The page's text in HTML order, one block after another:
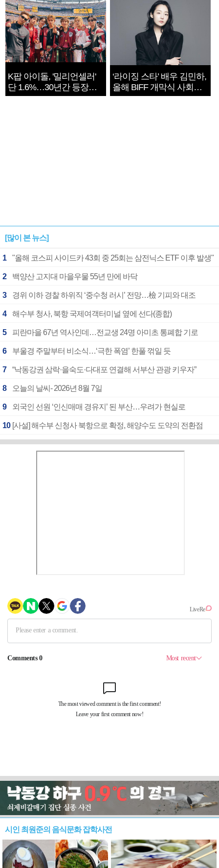
K팝 아이돌, '밀리언셀러'
단 1.6%…30년간 등장
1182개팀 전수조사
‘라이징 스타’ 배우 김민하,
올해 BIFF 개막식 사회자
확정
[많이 본 뉴스]
1 "올해 코스피 사이드카 43회 중 25회는 삼전닉스 ETF 이후 발생"
2 백양산 고지대 마을우물 55년 만에 바닥
3 경위 이하 경찰 하위직 ‘중수청 러시’ 전망…檢 기피와 대조
4 해수부 청사, 북항 국제여객터미널 옆에 선다(종합)
5 피란마을 67년 역사인데…전교생 24명 아미초 통폐합 기로
6 부울경 주말부터 비소식…‘극한 폭염’ 한풀 꺾일 듯
7 “낙동강권 삼락·을숙도·다대포 연결해 서부산 관광 키우자”
8 오늘의 날씨- 2026년 8월 7일
9 외국인 선원 ‘인신매매 경유지’ 된 부산…우려가 현실로
10 [사설] 해수부 신청사 북항으로 확정, 해양수도 도약의 전환점
시인 최원준의 음식문화 잡학사전